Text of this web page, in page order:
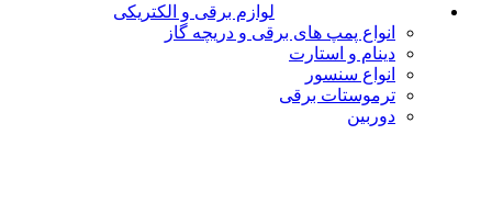
لوازم برقی و الکتریکی
انواع پمپ های برقی و دریچه گاز
دینام و استارت
انواع سنسور
ترموستات برقی
دوربین